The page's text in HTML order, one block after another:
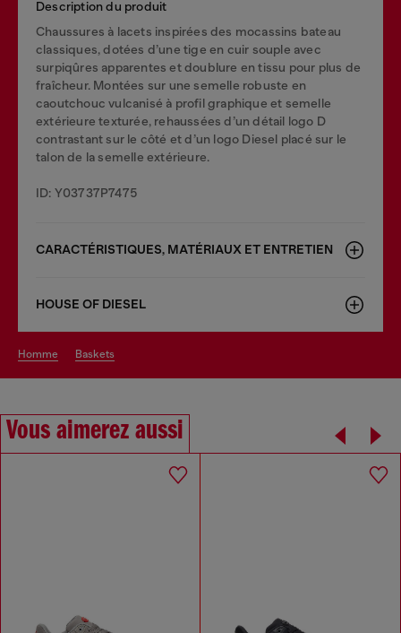
Description du produit
Chaussures à lacets inspirées des mocassins bateau
classiques, dotées d’une tige en cuir souple avec
surpiqûres apparentes et doublure en tissu pour plus de
fraîcheur. Montées sur une semelle robuste en
caoutchouc vulcanisé à profil graphique et semelle
extérieure texturée, rehaussées d’un détail logo D
contrastant sur le côté et d’un logo Diesel placé sur le
talon de la semelle extérieure.
ID: Y03737P7475
CARACTÉRISTIQUES, MATÉRIAUX ET ENTRETIEN
HOUSE OF DIESEL
homme baskets
Vous aimerez aussi